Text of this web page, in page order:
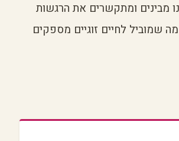
מבינים ומתקשרים את הרגשות
שמוביל לחיים זוגיים מספקים